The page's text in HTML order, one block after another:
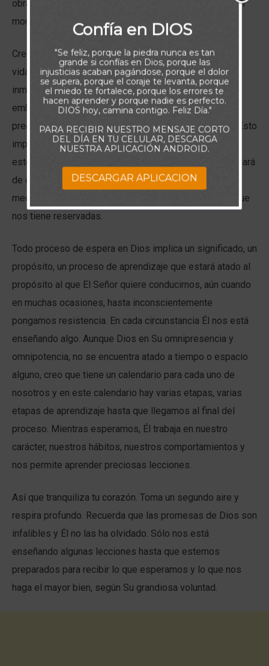
obras. No se demora en realizar algo, lo hace todo en el
momento oportuno, y todo lo que hace es perfecto.
Creo que Dios utiliza procesos para obrar en nuestras
vidas. Él podría concedernos lo que pedimos
inmediatamente, después de todo, Él es Dios. Sin
embargo, en su infinita sabiduría y en su gran amor, se
preocupa por nuestro bienestar, por nuestra felicidad. Esto
implica que Dios nunca nos concederá algo que no
estemos preparados para recibir. Es decir, Él se encargará
de que hayamos aprendido a manejar, conforme a las
medidas de nuestras posibilidades, las bendiciones que
nos tiene reservadas.
Todo proceso de espera en Dios implica un significado, un
propósito, un proceso de aprendizaje que estará atado al
propósito al que El Señor quiere conducirnos, aún cuando
en muchas ocasiones, hasta inconscientemente
pongamos resistencia. En cada circunstancia Él nos está
enseñando algo. Aunque Dios en Su omnipresencia y
omnipotencia, no se encuentra atado a tiempo o espacio
alguno, creo que tiene un calendario para cada uno de
nosotros y en este calendario hay varias etapas, varias
etapas de aprendizaje hasta que llegamos al final del
proceso. Mientras esperamos, Él trabaja en nuestro
carácter, nuestros hábitos, nuestros comportamientos y
nos permite aprender preciosas lecciones.
Así que tranquiliza tu corazón. Toma un segundo aire y
respira profundo. Recuerda que las promesas de Dios son
infalibles y Él no las ha olvidado. Sólo nos está
enseñando algunas lecciones hasta que estemos
preparados para recibir lo que esperamos y lo que nos
haga el mayor bien, según Su grandiosa voluntad.
Confía en DIOS
"Se feliz, porque la piedra nunca es tan
grande si confías en Dios, porque las
injusticias acaban pagándose, porque el dolor
se supera, porque el coraje te levanta, porque
el miedo te fortalece, porque los errores te
hacen aprender y porque nadie es perfecto.
DIOS hoy, camina contigo. Feliz Día."
PARA RECIBIR NUESTRO MENSAJE CORTO
DEL DÍA EN TU CELULAR, DESCARGA
NUESTRA APLICACIÓN ANDROID.
DESCARGAR APLICACION